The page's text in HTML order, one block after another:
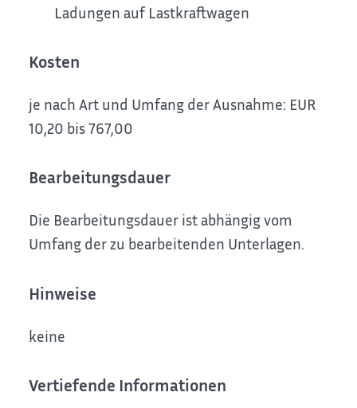
Ladungen auf Lastkraftwagen
Kosten
je nach Art und Umfang der Ausnahme: EUR
10,20 bis 767,00
Bearbeitungsdauer
Die Bearbeitungsdauer ist abhängig vom
Umfang der zu bearbeitenden Unterlagen.
Hinweise
keine
Vertiefende Informationen